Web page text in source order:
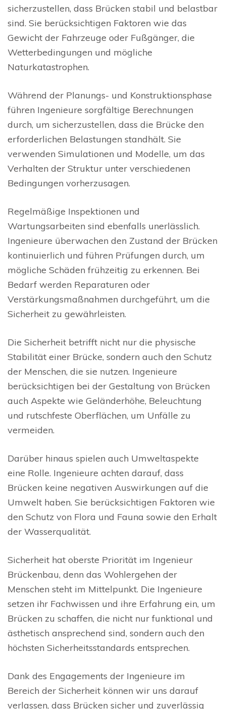
sicherzustellen, dass Brücken stabil und belastbar
sind. Sie berücksichtigen Faktoren wie das
Gewicht der Fahrzeuge oder Fußgänger, die
Wetterbedingungen und mögliche
Naturkatastrophen.
Während der Planungs- und Konstruktionsphase
führen Ingenieure sorgfältige Berechnungen
durch, um sicherzustellen, dass die Brücke den
erforderlichen Belastungen standhält. Sie
verwenden Simulationen und Modelle, um das
Verhalten der Struktur unter verschiedenen
Bedingungen vorherzusagen.
Regelmäßige Inspektionen und
Wartungsarbeiten sind ebenfalls unerlässlich.
Ingenieure überwachen den Zustand der Brücken
kontinuierlich und führen Prüfungen durch, um
mögliche Schäden frühzeitig zu erkennen. Bei
Bedarf werden Reparaturen oder
Verstärkungsmaßnahmen durchgeführt, um die
Sicherheit zu gewährleisten.
Die Sicherheit betrifft nicht nur die physische
Stabilität einer Brücke, sondern auch den Schutz
der Menschen, die sie nutzen. Ingenieure
berücksichtigen bei der Gestaltung von Brücken
auch Aspekte wie Geländerhöhe, Beleuchtung
und rutschfeste Oberflächen, um Unfälle zu
vermeiden.
Darüber hinaus spielen auch Umweltaspekte
eine Rolle. Ingenieure achten darauf, dass
Brücken keine negativen Auswirkungen auf die
Umwelt haben. Sie berücksichtigen Faktoren wie
den Schutz von Flora und Fauna sowie den Erhalt
der Wasserqualität.
Sicherheit hat oberste Priorität im Ingenieur
Brückenbau, denn das Wohlergehen der
Menschen steht im Mittelpunkt. Die Ingenieure
setzen ihr Fachwissen und ihre Erfahrung ein, um
Brücken zu schaffen, die nicht nur funktional und
ästhetisch ansprechend sind, sondern auch den
höchsten Sicherheitsstandards entsprechen.
Dank des Engagements der Ingenieure im
Bereich der Sicherheit können wir uns darauf
verlassen, dass Brücken sicher und zuverlässig